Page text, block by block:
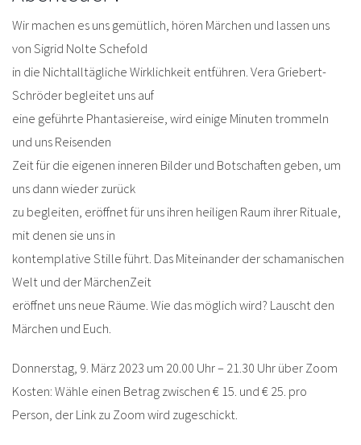
Wir machen es uns gemütlich, hören Märchen und lassen uns
von Sigrid Nolte Schefold
in die Nichtalltägliche Wirklichkeit entführen. Vera Griebert-
Schröder begleitet uns auf
eine geführte Phantasiereise, wird einige Minuten trommeln
und uns Reisenden
Zeit für die eigenen inneren Bilder und Botschaften geben, um
uns dann wieder zurück
zu begleiten, eröffnet für uns ihren heiligen Raum ihrer Rituale,
mit denen sie uns in
kontemplative Stille führt. Das Miteinander der schamanischen
Welt und der MärchenZeit
eröffnet uns neue Räume. Wie das möglich wird? Lauscht den
Märchen und Euch.
Donnerstag, 9. März 2023 um 20.00 Uhr – 21.30 Uhr über Zoom
Kosten: Wähle einen Betrag zwischen € 15. und € 25. pro
Person, der Link zu Zoom wird zugeschickt.